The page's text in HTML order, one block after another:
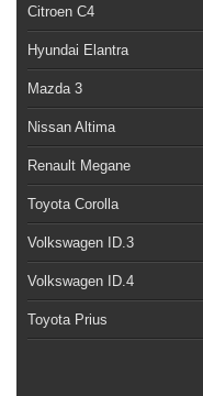
Citroen C4
Hyundai Elantra
Mazda 3
Nissan Altima
Renault Megane
Toyota Corolla
Volkswagen ID.3
Volkswagen ID.4
Toyota Prius